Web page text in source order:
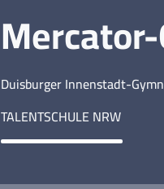
Duisburger Innenstadt-
TALENTSCHULE NRW